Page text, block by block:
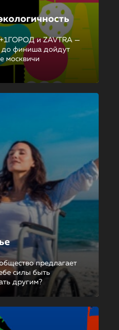
и ZAVTRA —
до финиша дойдут
москвичи
предлагает
силы быть
другим?